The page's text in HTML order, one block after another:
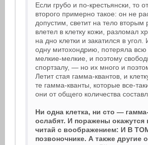
Если грубо и по-крестьянски, то
второго примерно такое: он не
допустим, светит на тело
влетел в клетку кожи, разломал
на дно клетки и закатился в
одну митохондрию, потеряла
мелкие-мелкие, и поэтому
спортзалу, — но их много и
Летит стая гамма-квантов, и
те гамма-кванты, которые все-
они от общего количества
Ни одна клетка, ни сто —
ослабят. И поражены окажутся
читай с воображением: И В
позвоночнике. А также